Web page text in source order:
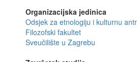
Organizacijska jedinica
Odsjek za etnologiju i kulturnu
Filozofski fakultet
Sveučilište u Zagrebu